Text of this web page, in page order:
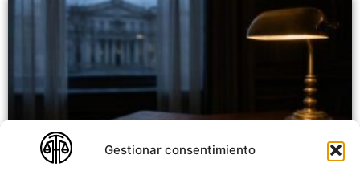
Gestionar consentimiento